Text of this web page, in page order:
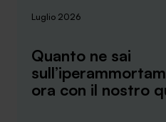
Luglio 2026
Quanto ne sai
ora con il nostro